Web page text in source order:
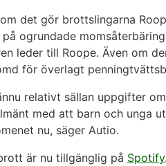
det gör brottslingarna
ogrundade
leder till Roope. Även om
för överlagt
relativt sällan uppgifter
med att barn och unga
nu, säger Autio.
är nu tillgänglig på Spotify